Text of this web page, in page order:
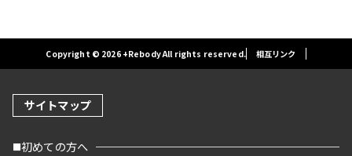
Copyright © 2026 +Rebody All rights reserved. 相互リンク
サイトマップ
初めての方へ